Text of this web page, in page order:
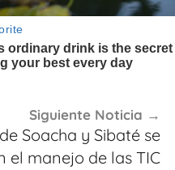
Siguiente Noticia
Soacha y Sibaté se
el manejo de las TIC